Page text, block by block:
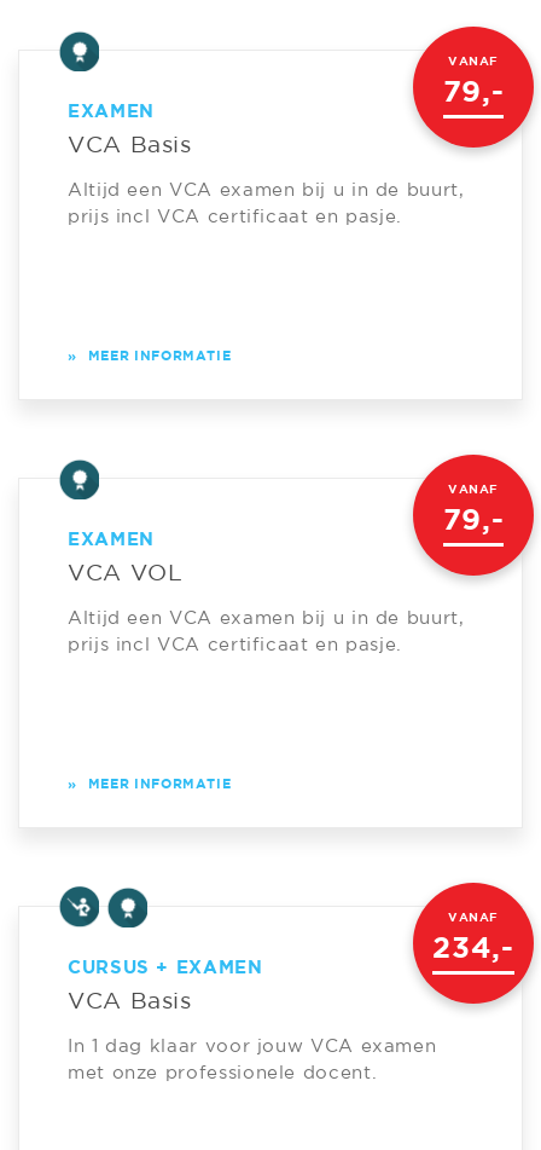
EXAMEN
VCA Basis
Altijd een VCA examen bij u in de buurt,
prijs incl VCA certificaat en pasje.
VANAF
79,-
» MEER INFORMATIE
EXAMEN
VCA VOL
Altijd een VCA examen bij u in de buurt,
prijs incl VCA certificaat en pasje.
VANAF
79,-
» MEER INFORMATIE
CURSUS + EXAMEN
VCA Basis
In 1 dag klaar voor jouw VCA examen
met onze professionele docent.
VANAF
234,-